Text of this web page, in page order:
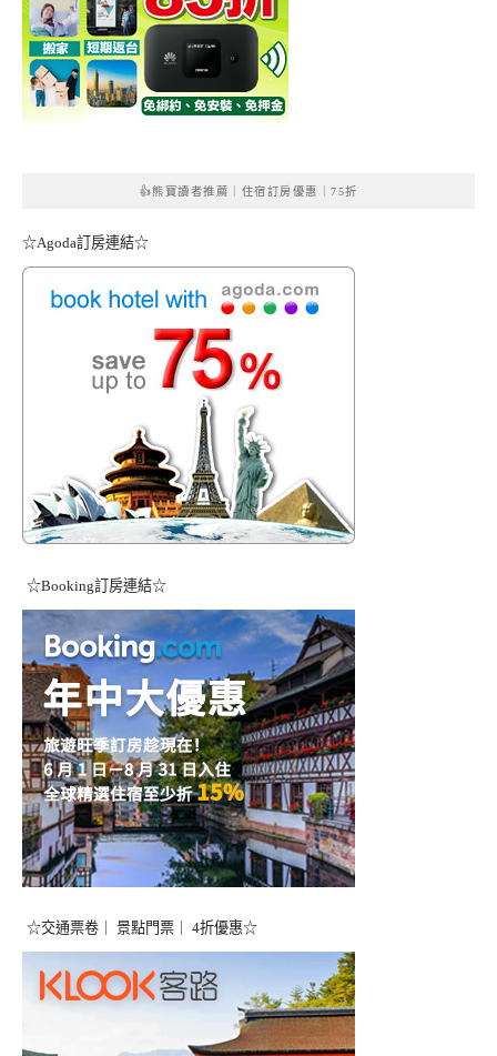
👍熊寶讀者推薦｜住宿訂房優惠｜75折
☆Agoda訂房連結☆
☆Booking訂房連結☆
☆交通票卷｜ 景點門票｜ 4折優惠☆